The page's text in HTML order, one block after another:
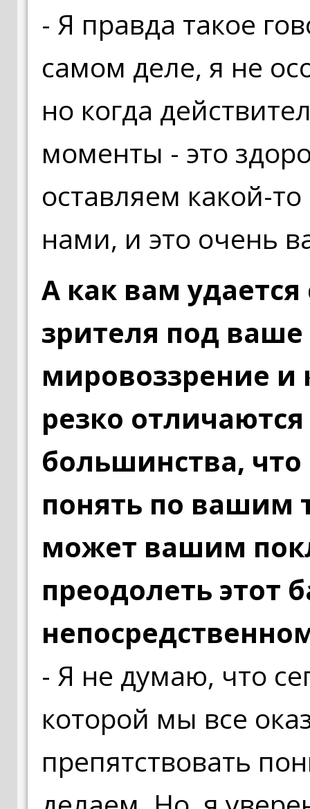
- Я правда такое
самом деле, я не
но когда
моменты - это
оставляем какой-
нами, и это очень
А как вам
зрителя под
мировоззрение
резко
большинства,
понять по вашим
может вашим
преодолеть этот
- Я не думаю, что
которой мы все
препятствовать